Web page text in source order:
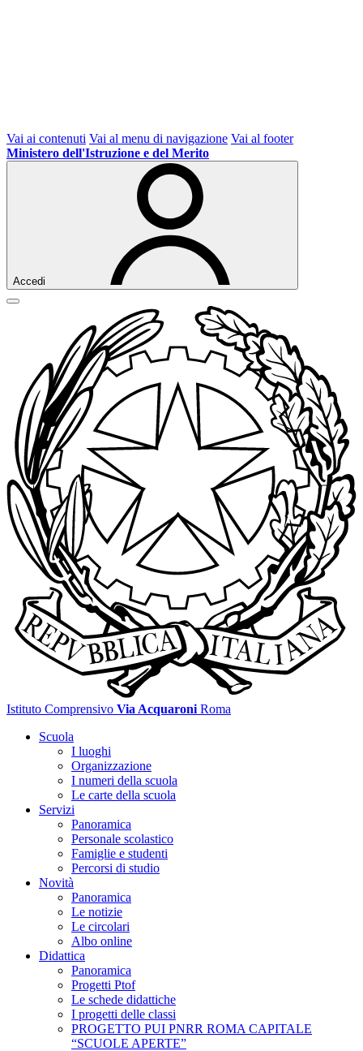
Vai ai contenuti Vai al menu di navigazione Vai al footer
Ministero dell'Istruzione e del Merito
Accedi
Istituto Comprensivo Via Acquaroni Roma
Scuola
I luoghi
Organizzazione
I numeri della scuola
Le carte della scuola
Servizi
Panoramica
Personale scolastico
Famiglie e studenti
Percorsi di studio
Novità
Panoramica
Le notizie
Le circolari
Albo online
Didattica
Panoramica
Progetti Ptof
Le schede didattiche
I progetti delle classi
PROGETTO PUI PNRR ROMA CAPITALE
“SCUOLE APERTE”